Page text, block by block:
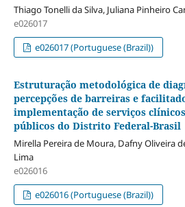
Thiago Tonelli da Silva, Juliana Pinheiro
e026017
e026017 (Portuguese (Brazil))
Estruturação metodológica de
percepções de barreiras e
implementação de serviços
públicos do Distrito Federal-Brasil
Mirella Pereira de Moura, Dafny Oliveira
Lima
e026016
e026016 (Portuguese (Brazil))